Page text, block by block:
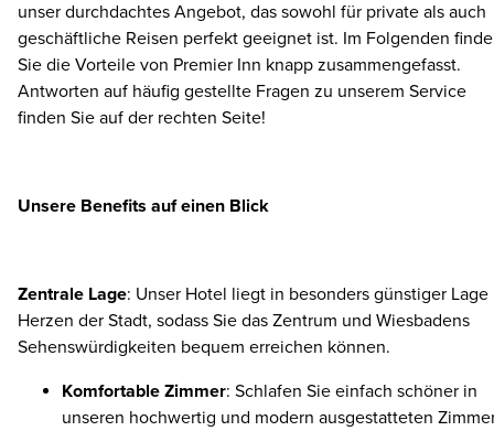
unser durchdachtes Angebot, das sowohl für private als auch
geschäftliche Reisen perfekt geeignet ist. Im Folgenden
Sie die Vorteile von Premier Inn knapp zusammengefasst.
Antworten auf häufig gestellte Fragen zu unserem Service
finden Sie auf der rechten Seite!
Unsere Benefits auf einen Blick
Zentrale Lage: Unser Hotel liegt in besonders günstiger Lage
Herzen der Stadt, sodass Sie das Zentrum und Wiesbadens
Sehenswürdigkeiten bequem erreichen können.
Komfortable Zimmer: Schlafen Sie einfach schöner in
unseren hochwertig und modern ausgestatteten